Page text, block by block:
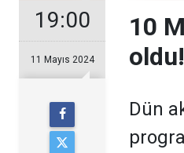
19:00
11 Mayıs 2024
10
Dün